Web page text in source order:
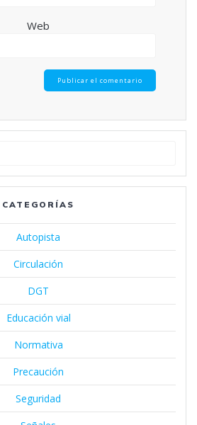
Web
CATEGORÍAS
Autopista
Circulación
DGT
Educación vial
Normativa
Precaución
Seguridad